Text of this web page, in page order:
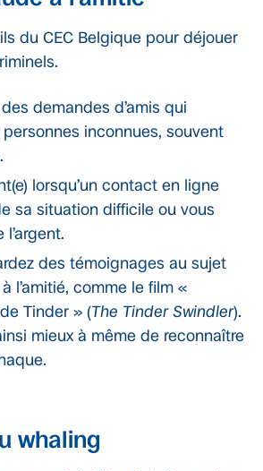
du CEC Belgique pour déjouer
demandes d’amis qui
inconnues, souvent
lorsqu’un contact en ligne
sa situation difficile ou vous
des témoignages au sujet
l’amitié, comme le film «
de Tinder » (The Tinder Swindler).
mieux à même de reconnaître
whaling